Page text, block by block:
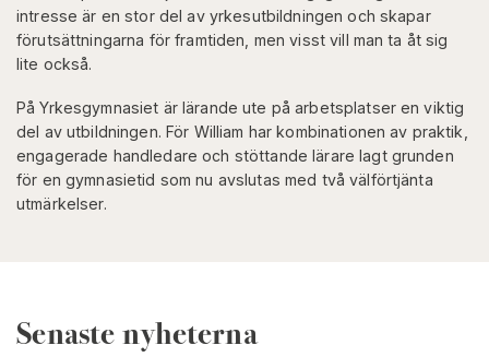
intresse är en stor del av yrkesutbildningen och skapar
förutsättningarna för framtiden, men visst vill man ta åt sig
lite också.
På Yrkesgymnasiet är lärande ute på arbetsplatser en viktig
del av utbildningen. För William har kombinationen av praktik,
engagerade handledare och stöttande lärare lagt grunden
för en gymnasietid som nu avslutas med två välförtjänta
utmärkelser.
Senaste nyheterna